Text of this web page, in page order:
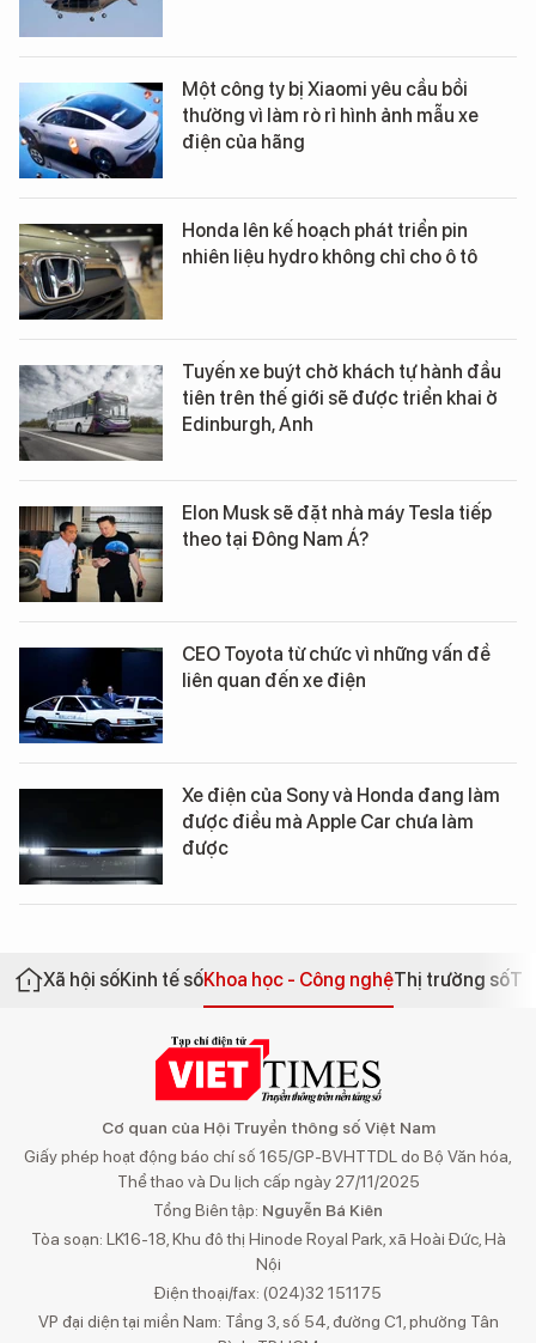
Một công ty bị Xiaomi yêu cầu bồi
thường vì làm rò rỉ hình ảnh mẫu xe
điện của hãng
Honda lên kế hoạch phát triển pin
nhiên liệu hydro không chỉ cho ô tô
Tuyến xe buýt chở khách tự hành đầu
tiên trên thế giới sẽ được triển khai ở
Edinburgh, Anh
Elon Musk sẽ đặt nhà máy Tesla tiếp
theo tại Đông Nam Á?
CEO Toyota từ chức vì những vấn đề
liên quan đến xe điện
Xe điện của Sony và Honda đang làm
được điều mà Apple Car chưa làm
được
Xã hội sốKinh tế sốKhoa học - Công nghệThị trường số
Cơ quan của Hội Truyền thông số Việt Nam
Giấy phép hoạt động báo chí số 165/GP-BVHTTDL do Bộ Văn hóa,
Thể thao và Du lịch cấp ngày 27/11/2025
Tổng Biên tập: Nguyễn Bá Kiên
Tòa soạn: LK16-18, Khu đô thị Hinode Royal Park, xã Hoài Đức, Hà
Nội
Điện thoại/fax: (024)32 151175
VP đại diện tại miền Nam: Tầng 3, số 54, đường C1, phường Tân